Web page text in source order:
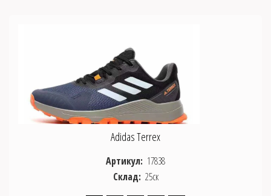
Adidas Terrex
Артикул: 17838
Склад: 25ск